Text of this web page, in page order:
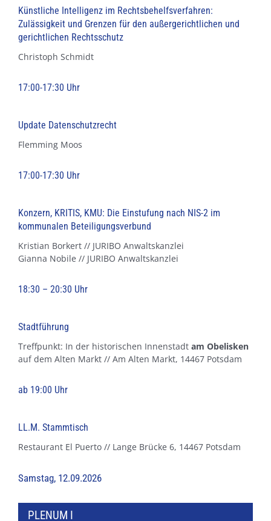
Künstliche Intelligenz im Rechtsbehelfsverfahren:
Zulässigkeit und Grenzen für den außergerichtlichen und
gerichtlichen Rechtsschutz
Christoph Schmidt
17:00-17:30 Uhr
Update Datenschutzrecht
Flemming Moos
17:00-17:30 Uhr
Konzern, KRITIS, KMU: Die Einstufung nach NIS-2 im
kommunalen Beteiligungsverbund
Kristian Borkert // JURIBO Anwaltskanzlei
Gianna Nobile // JURIBO Anwaltskanzlei
18:30 – 20:30 Uhr
Stadtführung
Treffpunkt: In der historischen Innenstadt am Obelisken
auf dem Alten Markt // Am Alten Markt, 14467 Potsdam
ab 19:00 Uhr
LL.M. Stammtisch
Restaurant El Puerto // Lange Brücke 6, 14467 Potsdam
Samstag, 12.09.2026
PLENUM I